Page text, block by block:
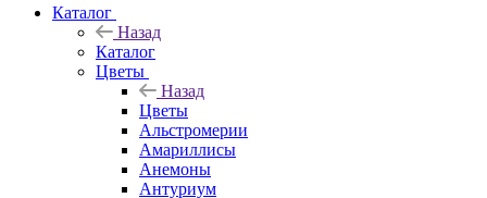
Каталог
Назад
Каталог
Цветы
Назад
Цветы
Альстромерии
Амариллисы
Анемоны
Антуриум